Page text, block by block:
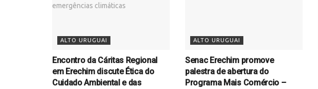
ALTO URUGUAI
Encontro da Cáritas Regional
em Erechim discute Ética do
Cuidado Ambiental e das
ALTO URUGUAI
Senac Erechim promove
palestra de abertura do
Programa Mais Comércio –